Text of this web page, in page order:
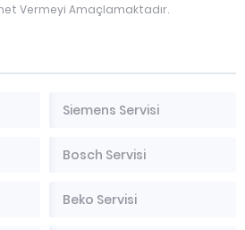
Vermeyi Amaçlamaktadır.
Siemens Servisi
Bosch Servisi
Beko Servisi